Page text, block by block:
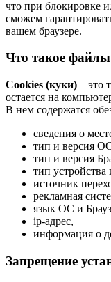
что при блокировке
сможем
вашем браузере.
Что такое файлы
Cookies (куки) – это
остается на
В нем содержатся
сведения о
тип и версия
тип и версия
тип устройства
источник
рекламная
язык ОС и
ip-адрес,
информация о
Запрещение